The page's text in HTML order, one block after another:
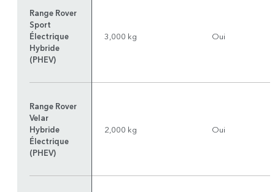
Range Rover
Sport
Électrique
Hybride
(PHEV)
3,000 kg Oui
Range Rover
Velar
Hybride
Électrique
(PHEV)
2,000 kg Oui